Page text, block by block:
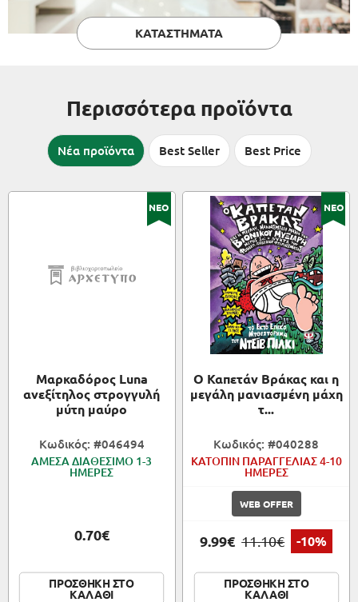
ΚΑΤΑΣΤΗΜΑΤΑ
Περισσότερα προϊόντα
Νέα προϊόντα Best Seller Best Price
ΝΕΟ
Μαρκαδόρος Luna
ανεξίτηλος στρογγυλή
μύτη μαύρο
Κωδικός: #046494
ΑΜΕΣΑ ΔΙΑΘΕΣΙΜΟ 1-3
ΗΜΕΡΕΣ
0.70€
ΠΡΟΣΘΗΚΗ ΣΤΟ
ΚΑΛΑΘΙ
ΝΕΟ
Ο Καπετάν Βράκας και η
μεγάλη μανιασμένη μάχη
τ...
Κωδικός: #040288
ΚΑΤΟΠΙΝ ΠΑΡΑΓΓΕΛΙΑΣ 4-10
ΗΜΕΡΕΣ
WEB OFFER
9.99€ 11.10€ -10%
ΠΡΟΣΘΗΚΗ ΣΤΟ
ΚΑΛΑΘΙ